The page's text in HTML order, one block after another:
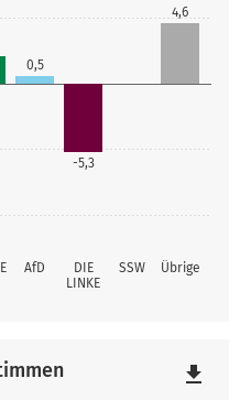
AfD
DIE
LINKE
SSW Übrige
0,5
-5,3
4,6
file_download